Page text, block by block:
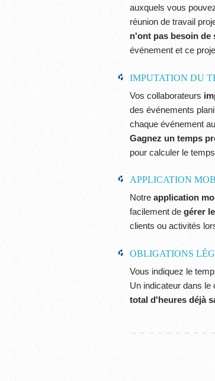
auxquels vous
réunion de travail
n'ont pas besoin de
événement et ce
IMPUTATION DU
Vos collaborateurs
des événements
chaque événement
Gagnez un temps
pour calculer le
APPLICATION
Notre application
facilement de gérer
clients ou activités
OBLIGATIONS
Vous indiquez le
Un indicateur dans le
total d'heures déjà